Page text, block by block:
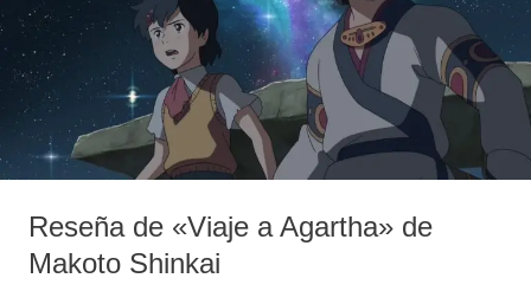
Reseña de «Viaje a Agartha» de
Makoto Shinkai
Agartha»
de
Makoto
Shinkai